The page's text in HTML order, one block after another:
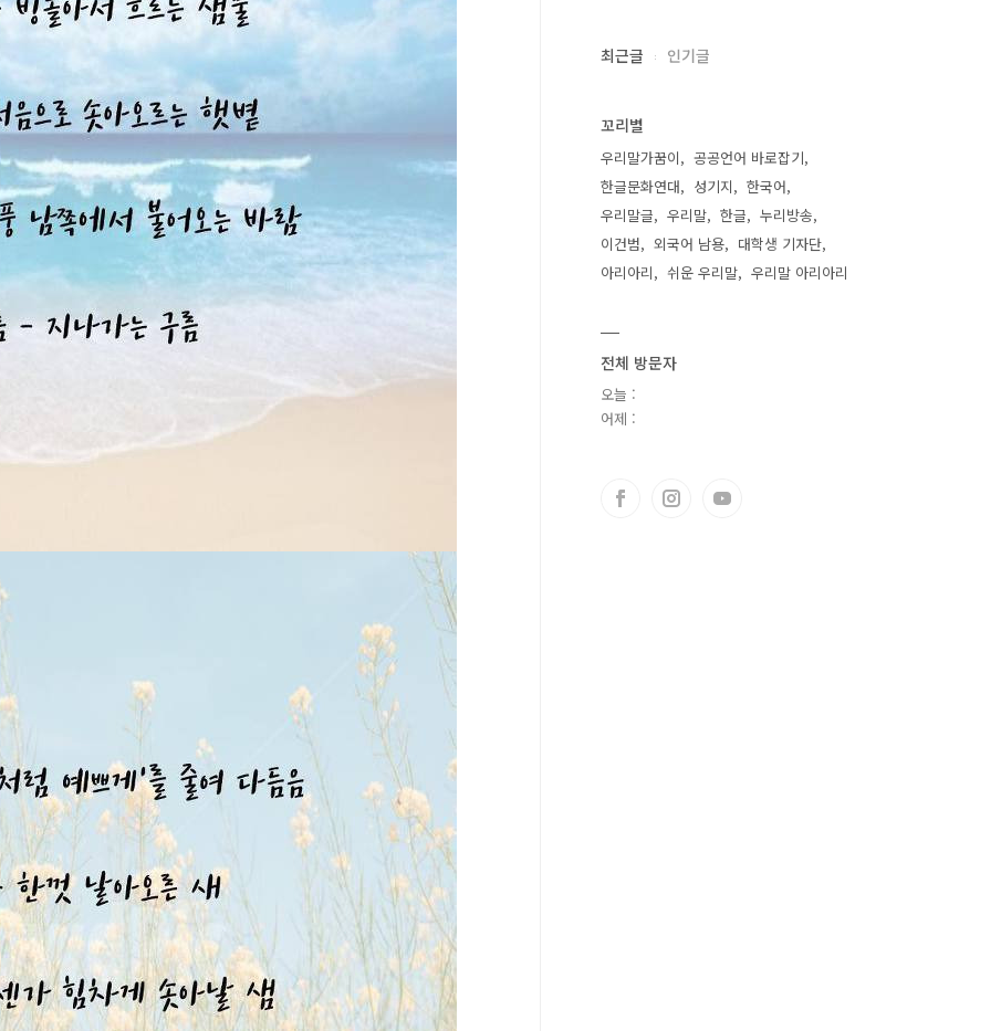
최근글 인기글
꼬리별
우리말가꿈이
공공언어 바로잡기
한글문화연대
성기지
한국어
우리말글
우리말 한글
누리방송
이건범
외국어 남용
대학생 기자단
아리아리
쉬운 우리말 우리말 아리아리
전체 방문자
오늘 :
어제 :